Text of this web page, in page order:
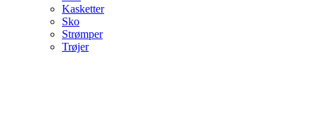
Kasketter
Sko
Strømper
Trøjer